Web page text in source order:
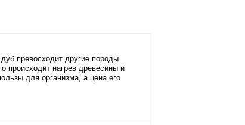
превосходит другие породы
происходит нагрев древесины и
для организма, а цена его